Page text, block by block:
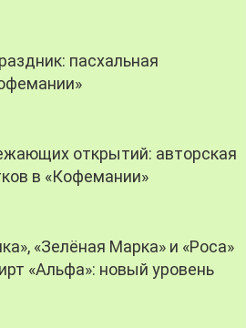
пасхальная
открытий: авторская
в «Кофемании»
«Зелёная Марка» и «Роса»
«Альфа»: новый уровень